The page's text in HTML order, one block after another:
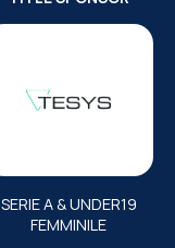
SERIE A & UNDER19
FEMMINILE